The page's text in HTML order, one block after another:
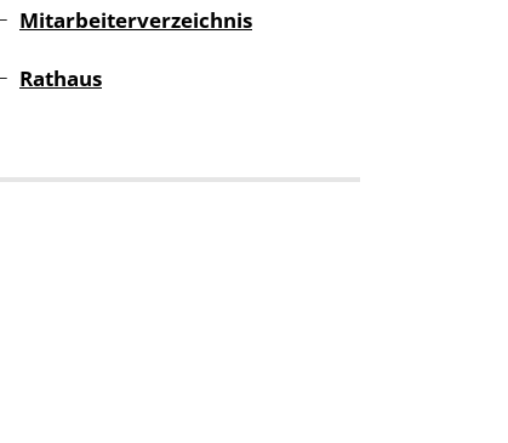
Mitarbeiterverzeichnis
Rathaus